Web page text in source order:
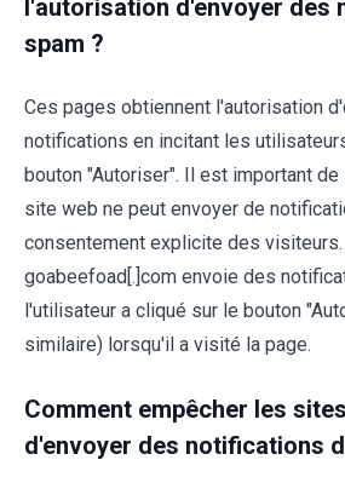
l'autorisation d'envoyer des
spam ?
Ces pages obtiennent l'autorisation
notifications en incitant les
bouton "Autoriser". Il est important
site web ne peut envoyer de
consentement explicite des
goabeefoad[.]com envoie des
l'utilisateur a cliqué sur le bouton
similaire) lorsqu'il a visité la page.
Comment empêcher les
d'envoyer des notifications